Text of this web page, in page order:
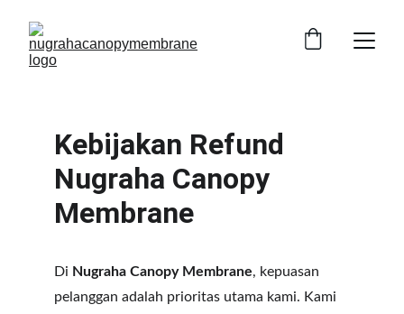
Kebijakan Refund
Nugraha Canopy
Membrane
Di Nugraha Canopy Membrane, kepuasan
pelanggan adalah prioritas utama kami. Kami